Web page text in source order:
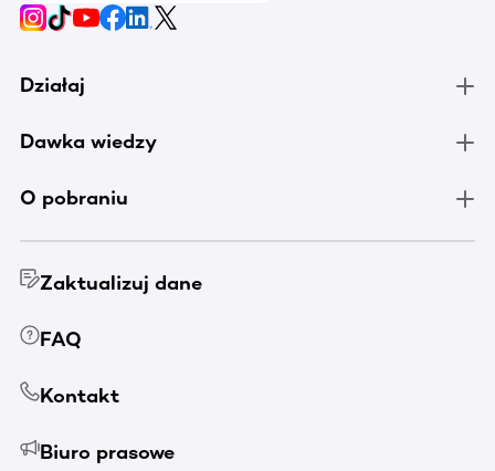
Działaj
Dawka wiedzy
O pobraniu
Zaktualizuj dane
FAQ
Kontakt
Biuro prasowe